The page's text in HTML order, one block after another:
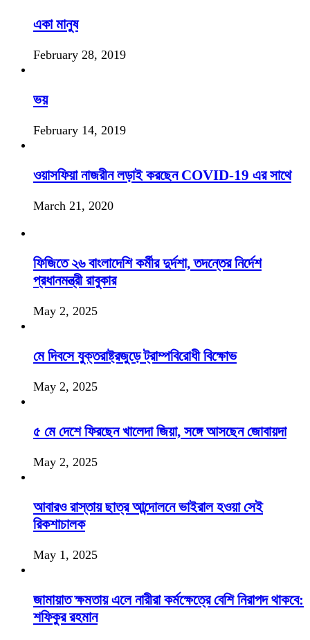
একা মানুষ
February 28, 2019
ভয়
February 14, 2019
ওয়াসফিয়া নাজরীন লড়াই করছেন COVID-19 এর সাথে
March 21, 2020
ফিজিতে ২৬ বাংলাদেশি কর্মীর দুর্দশা, তদন্তের নির্দেশ
প্রধানমন্ত্রী রাবুকার
May 2, 2025
মে দিবসে যুক্তরাষ্ট্রজুড়ে ট্রাম্পবিরোধী বিক্ষোভ
May 2, 2025
৫ মে দেশে ফিরছেন খালেদা জিয়া, সঙ্গে আসছেন জোবায়দা
May 2, 2025
আবারও রাস্তায় ছাত্র আন্দোলনে ভাইরাল হওয়া সেই
রিকশাচালক
May 1, 2025
জামায়াত ক্ষমতায় এলে নারীরা কর্মক্ষেত্রে বেশি নিরাপদ থাকবে:
শফিকুর রহমান